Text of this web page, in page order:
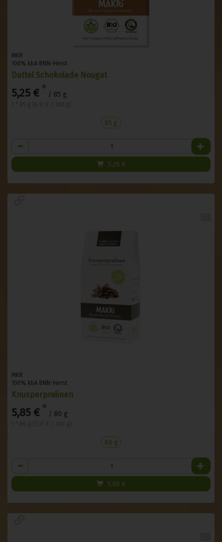
MKR
100% kbA BNN-Herst
Dattel Schokolade Nougat
5,25 € * / 85 g
85 g
Anzahl
5,25 €
MKR
100% kbA BNN-Herst
Knusperpralinen
5,85 € * / 80 g
80 g
Anzahl
5,85 €